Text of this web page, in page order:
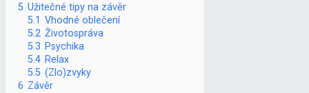
5 Užitečné tipy na závěr
5.1 Vhodné oblečení
5.2 Životospráva
5.3 Psychika
5.4 Relax
5.5 (Zlo)zvyky
6 Závěr